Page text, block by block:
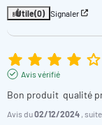
Utile(0) Signaler
Avis vérifié
Bon produit  qualité
Avis du02/12/2024 ,